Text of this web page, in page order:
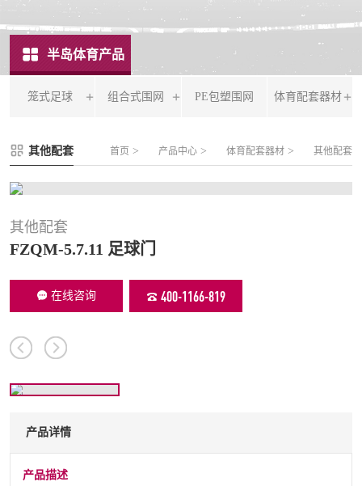
半岛体育产品
笼式足球
FLZ-B 夹芯板笼式足球
FLZ-C 半格栅笼式足球
FLZ-D PE包塑笼式足球
组合式围网
方管组合式围网
片装组合式围网
PE包塑围网 体育配套器材
其他配套 首页 > 产品中心 > 体育配套器材 > 其他配套
其他配套
FZQM-5.7.11 足球门
在线咨询 400-1166-819
产品详情
产品描述